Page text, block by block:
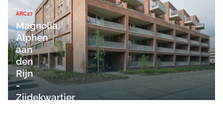
ARC27
Magnolia,
Alphen
aan
den
Rijn
-
Zijdekwartier